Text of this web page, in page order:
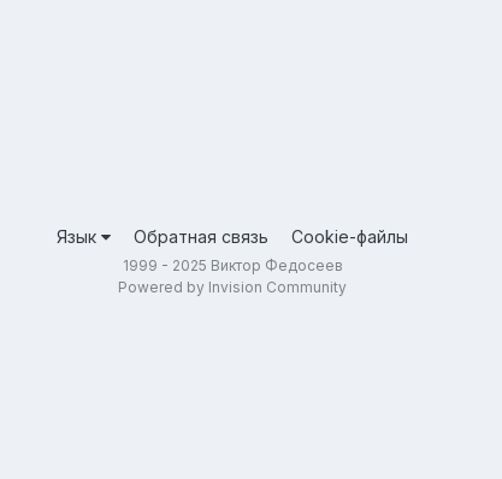
Язык Обратная связь Cookie-файлы
1999 - 2025 Виктор Федосеев
Powered by Invision Community